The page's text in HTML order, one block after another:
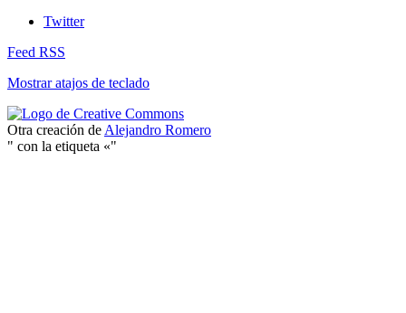
Twitter
Feed RSS
Mostrar atajos de teclado
Otra creación de Alejandro Romero
" con la etiqueta «"